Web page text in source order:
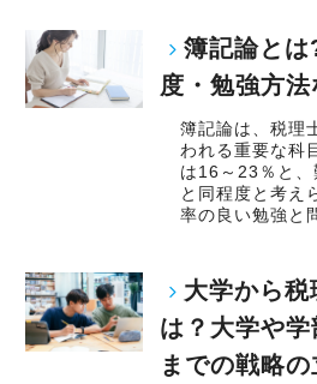
簿記論と
度・勉強方
簿記論は、税理
われる重要な科
は16～23％と、
と同程度と考え
率の良い勉強と
大学から税
は？大学や
までの戦略の